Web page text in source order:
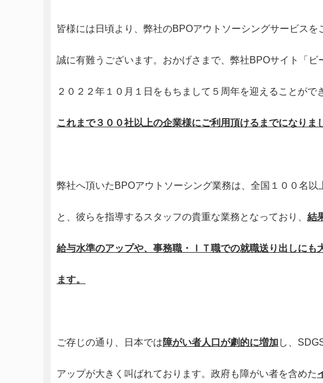
皆様には日頃より、弊社のBPOアウトソーシングサービスを
誠に有難うございます。おかげさまで、弊社BPOサイト「ビ
２０２２年１０月１日をもちまして５周年を迎えることがで
これまで３００社以上の企業様にご利用頂けるまでになりま
弊社へ頂いたBPOアウトソーシング業務は、全国１００名以
と、彼らを指導するスタッフの貴重な業務となっており、 結
給与水準のアップや、 事務職・ＩＴ職での就職送り出しにも
ます。
ご存じの通り、日本では障がい者人口が劇的に増加 し、
アップが大きく叫ばれております。政府も障がい者を含めた